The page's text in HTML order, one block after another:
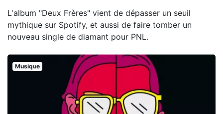
L'album "Deux Frères" vient de dépasser un seuil
mythique sur Spotify, et aussi de faire tomber un
nouveau single de diamant pour PNL.
Musique